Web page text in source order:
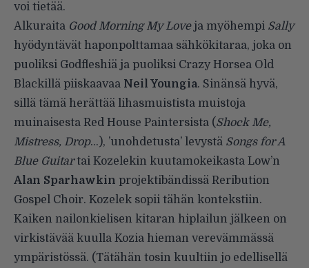
voi tietää.
Alkuraita Good Morning My Loveja myöhempi Sally
hyödyntävät haponpolttamaa sähkökitaraa, joka on
puoliksi Godfleshiä ja puoliksi Crazy Horsea Old
Blackillä piiskaavaa Neil Youngia. Sinänsä hyvä,
sillä tämä herättää lihasmuistista muistoja
muinaisesta Red House Paintersista (Shock Me,
Mistress, Drop…), ’unohdetusta’ levystä Songs for A
Blue Guitartai Kozelekin kuutamokeikasta Low’n
Alan Sparhawkin projektibändissä Reribution
Gospel Choir. Kozelek sopii tähän kontekstiin.
Kaiken nailonkielisen kitaran hiplailun jälkeen on
virkistävää kuulla Kozia hieman verevämmässä
ympäristössä. (Tätähän tosin kuultiin jo edellisellä